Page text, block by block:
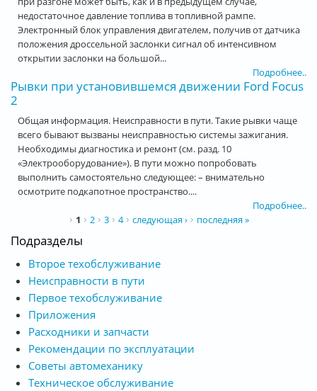
недостаточное давление топлива в топливной рампе.
Электронный блок управления двигателем, получив от датчика
положения дроссельной заслонки сигнал об интенсивном
открытии заслонки на большой...
Подробнее..
Рывки при установившемся движении Ford Focus
2
Общая информация. Неисправности в пути. Такие рывки чаще
всего бывают вызваны неисправностью системы зажигания.
Необходимы диагностика и ремонт (см. разд. 10
«Электрооборудование»). В пути можно попробовать
выполнить самостоятельно следующее: – внимательно
осмотрите подкапотное пространство....
Подробнее..
1 2 3 4 следующая › последняя »
Подразделы
Второе техобслуживание
Неисправности в пути
Первое техобслуживание
Приложения
Расходники и запчасти
Рекомендации по эксплуатации
Советы автомеханику
Техническое обслуживание